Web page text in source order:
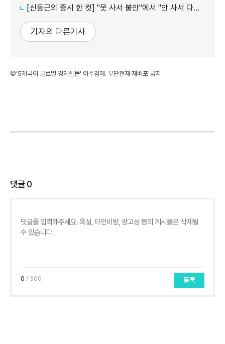
[신동근의 증시 한 컷] "못 사서 불안"에서 "안 사서 다행"으로…증시 덮친 '조모'
기자의 다른기사
©'5개국어 글로벌 경제신문' 아주경제. 무단전재·재배포 금지
댓글0
0 / 300 등록